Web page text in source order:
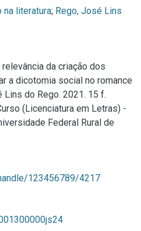
na literatura; Rego, José Lins
da criação dos
a dicotomia social no romance
do Rego. 2021. 15 f.
(Licenciatura em Letras) -
Federal Rural de
123456789/4217